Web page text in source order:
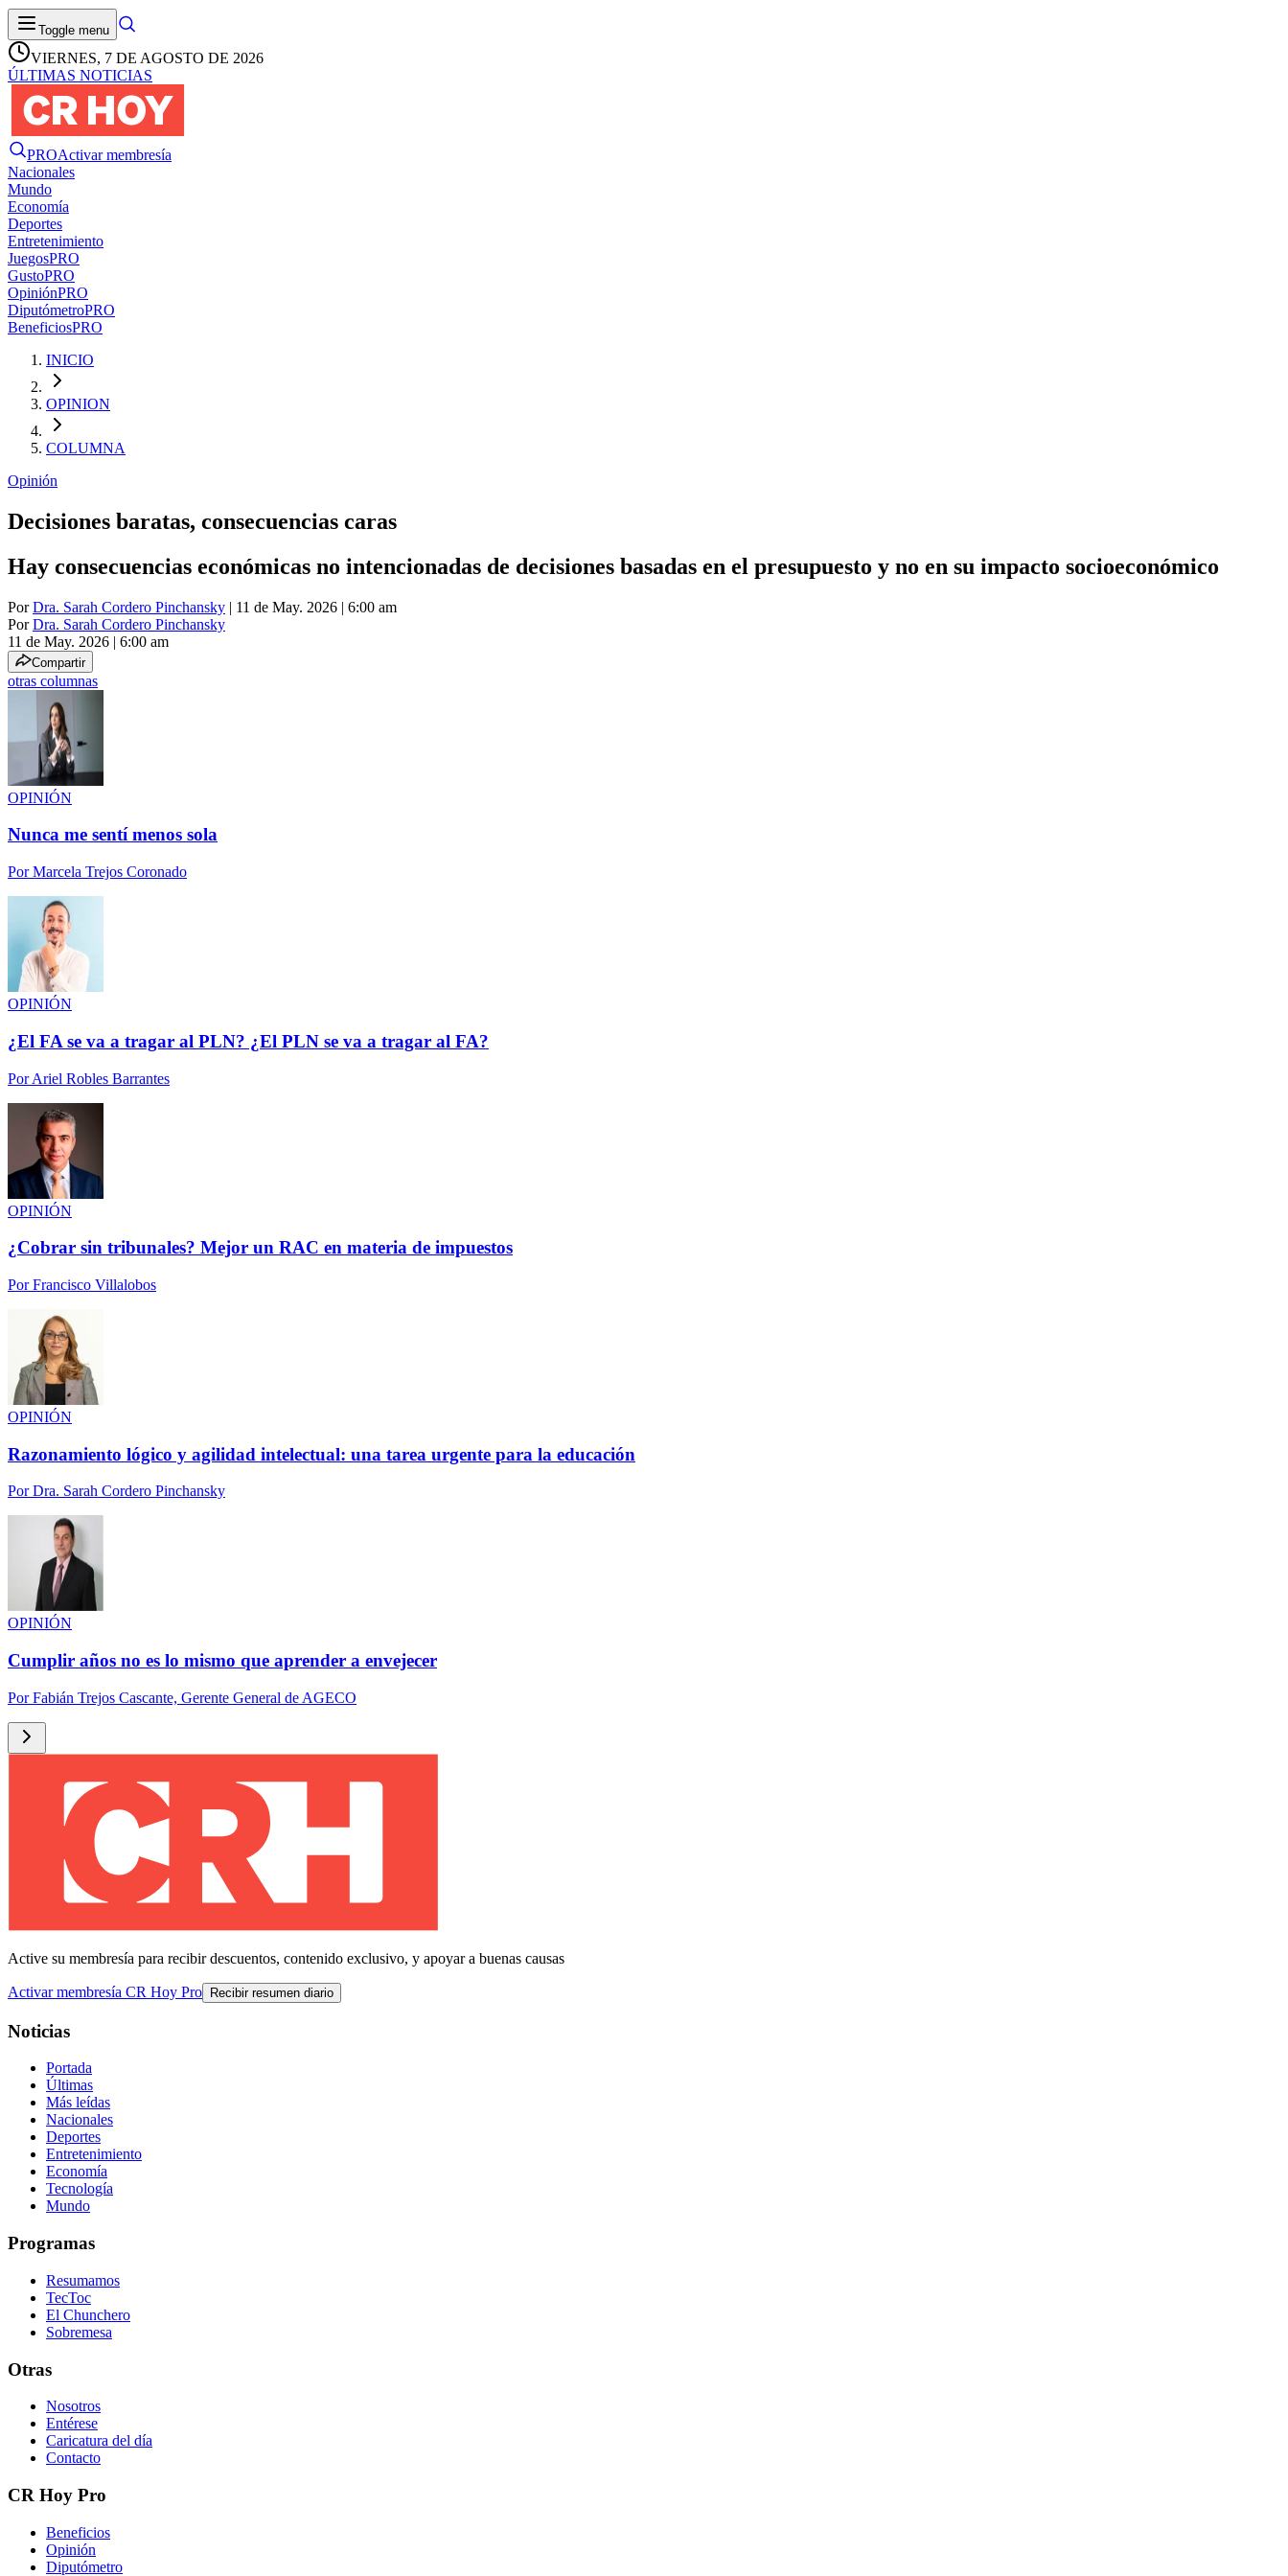
Toggle menu
VIERNES, 7 DE AGOSTO DE 2026
ÚLTIMAS NOTICIAS
PROActivar membresía
Nacionales
Mundo
Economía
Deportes
Entretenimiento
JuegosPRO
GustoPRO
OpiniónPRO
DiputómetroPRO
BeneficiosPRO
INICIO
OPINION
COLUMNA
Opinión
Decisiones baratas, consecuencias caras
Hay consecuencias económicas no intencionadas de decisiones basadas en el presupuesto y no en su impacto socioeconómico
PorDra. Sarah Cordero Pinchansky | 11 de May. 2026 | 6:00 am
PorDra. Sarah Cordero Pinchansky
11 de May. 2026 | 6:00 am
Compartir
otras columnas
OPINIÓN
Nunca me sentí menos sola
PorMarcela Trejos Coronado
OPINIÓN
¿El FA se va a tragar al PLN? ¿El PLN se va a tragar al FA?
PorAriel Robles Barrantes
OPINIÓN
¿Cobrar sin tribunales? Mejor un RAC en materia de impuestos
PorFrancisco Villalobos
OPINIÓN
Razonamiento lógico y agilidad intelectual: una tarea urgente para la educación
PorDra. Sarah Cordero Pinchansky
OPINIÓN
Cumplir años no es lo mismo que aprender a envejecer
PorFabián Trejos Cascante, Gerente General de AGECO
Active su membresía para recibir descuentos, contenido exclusivo, y apoyar a buenas causas
Activar membresía CR Hoy Pro Recibir resumen diario
Noticias
Portada
Últimas
Más leídas
Nacionales
Deportes
Entretenimiento
Economía
Tecnología
Mundo
Programas
Resumamos
TecToc
El Chunchero
Sobremesa
Otras
Nosotros
Entérese
Caricatura del día
Contacto
CR Hoy Pro
Beneficios
Opinión
Diputómetro